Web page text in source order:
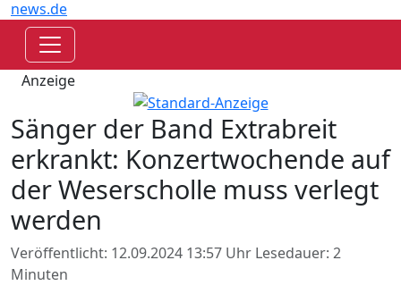
news.de
Anzeige
Sänger der Band Extrabreit
erkrankt: Konzertwochende auf
der Weserscholle muss verlegt
werden
Veröffentlicht: 12.09.2024 13:57 Uhr Lesedauer: 2
Minuten